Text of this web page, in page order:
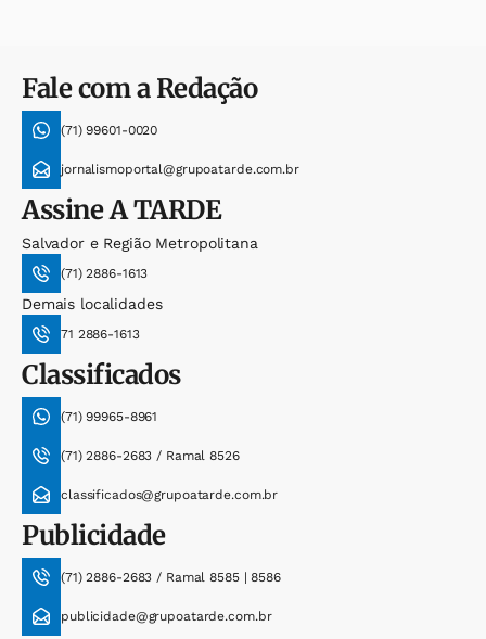
Fale com a Redação
(71) 99601-0020
jornalismoportal@grupoatarde.com.br
AssineA TARDE
Salvador e Região Metropolitana
(71) 2886-1613
Demais localidades
71 2886-1613
Classificados
(71) 99965-8961
(71) 2886-2683 / Ramal 8526
classificados@grupoatarde.com.br
Publicidade
(71) 2886-2683 / Ramal 8585 | 8586
publicidade@grupoatarde.com.br